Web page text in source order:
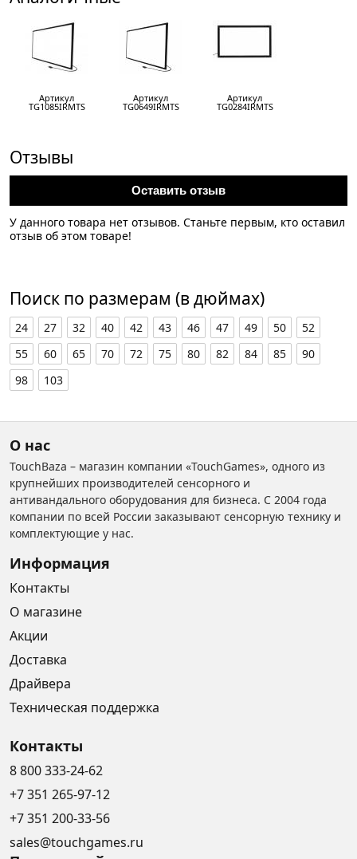
Артикул
TG1085IRMTS
Артикул
TG0649IRMTS
Артикул
TG0284IRMTS
Отзывы
Оставить отзыв
У данного товара нет отзывов. Станьте первым, кто оставил
отзыв об этом товаре!
Поиск по размерам (в дюймах)
24 27 32 40 42 43 46 47 49 50
52
55
60 65 70 72 75 80 82 84 85
90
98
103
О нас
TouchBaza – магазин компании «TouchGames», одного из
крупнейших производителей сенсорного и
антивандального оборудования для бизнеса. С 2004 года
компании по всей России заказывают сенсорную технику и
комплектующие у нас.
Информация
Контакты
О магазине
Акции
Доставка
Драйвера
Техническая поддержка
Контакты
8 800 333-24-62
+7 351 265-97-12
+7 351 200-33-56
sales@touchgames.ru